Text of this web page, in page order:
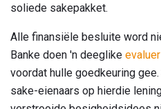
soliede sakepakket.
Alle finansiële besluite word
Banke doen 'n deeglike
voordat hulle goedkeuring
sake-eienaars op hierdie